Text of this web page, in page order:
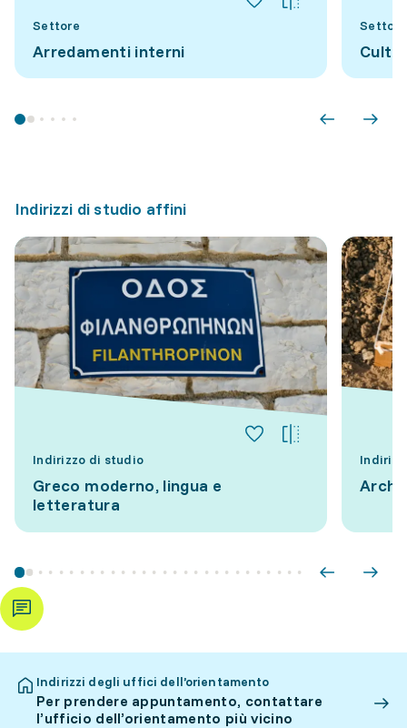
Settore
Arredamenti interni
Settore
Indirizzi di studio affini
Indirizzo di studio
Greco moderno, lingua e
letteratura
Indirizzi degli uffici dell’orientamento
Per prendere appuntamento, contattare
l’ufficio dell’orientamento più vicino